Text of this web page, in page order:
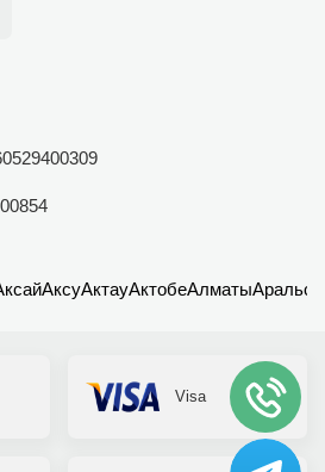
АксуАктауАктобеАлматыАральск
Visa